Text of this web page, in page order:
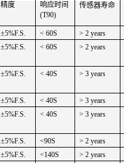
精度
响应时间
(T90)
传感器寿命
±5%F.S. < 60S > 2 years
±5%F.S. < 60S > 2 years
±5%F.S. < 40S > 3 years
±5%F.S. < 40S > 3 years
±5%F.S. < 40S > 3 years
±5%F.S. <90S > 2 years
±5%F.S. <140S > 2 years